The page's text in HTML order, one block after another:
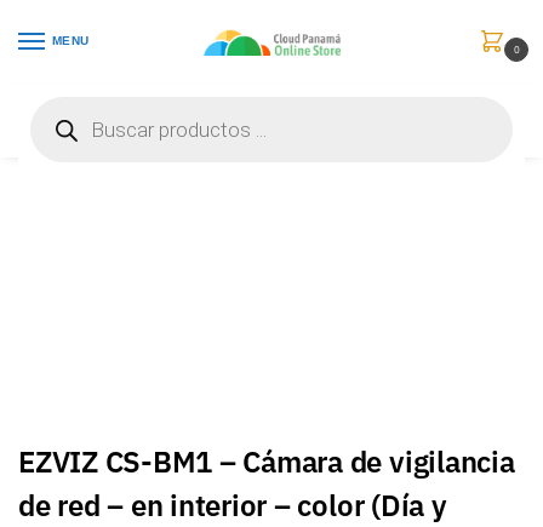
MENU
0
EZVIZ CS-BM1 – Cámara de vigilancia
de red – en interior – color (Día y